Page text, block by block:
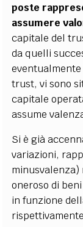
poste
assumere
capitale del
da quelli
trust, vi sono
capitale
assume
Si è già
variazioni,
oneroso di
in funzione